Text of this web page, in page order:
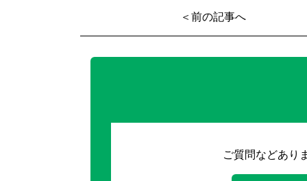
＜前の記事へ
ご質問などあり